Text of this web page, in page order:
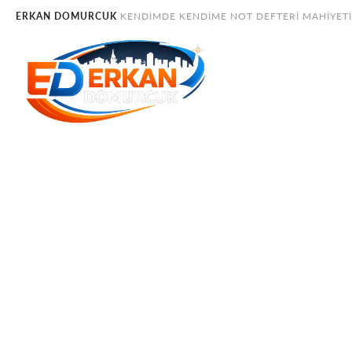
ERKAN DOMURCUK KENDIMDE KENDIME NOT DEFTERI